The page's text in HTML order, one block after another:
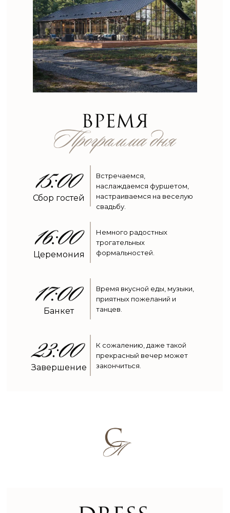
Встречаемся,
наслаждаемся фуршетом,
настраиваемся на веселую
свадьбу.
Сбор гостей
Немного радостных
трогательных
формальностей.
Церемония
Время вкусной еды, музыки,
приятных пожеланий и
танцев.
Банкет
К сожалению, даже такой
прекрасный вечер может
закончиться.
Завершение